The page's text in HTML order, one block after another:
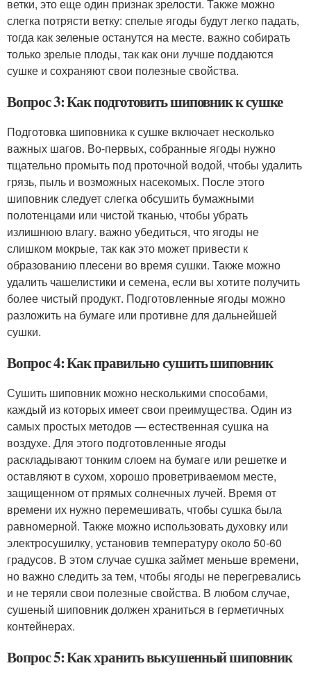
ветки, это еще один признак зрелости. Также можно
слегка потрясти ветку: спелые ягоды будут легко падать,
тогда как зеленые останутся на месте. важно собирать
только зрелые плоды, так как они лучше поддаются
сушке и сохраняют свои полезные свойства.
Вопрос 3: Как подготовить шиповник к сушке
Подготовка шиповника к сушке включает несколько
важных шагов. Во-первых, собранные ягоды нужно
тщательно промыть под проточной водой, чтобы удалить
грязь, пыль и возможных насекомых. После этого
шиповник следует слегка обсушить бумажными
полотенцами или чистой тканью, чтобы убрать
излишнюю влагу. важно убедиться, что ягоды не
слишком мокрые, так как это может привести к
образованию плесени во время сушки. Также можно
удалить чашелистики и семена, если вы хотите получить
более чистый продукт. Подготовленные ягоды можно
разложить на бумаге или противне для дальнейшей
сушки.
Вопрос 4: Как правильно сушить шиповник
Сушить шиповник можно несколькими способами,
каждый из которых имеет свои преимущества. Один из
самых простых методов — естественная сушка на
воздухе. Для этого подготовленные ягоды
раскладывают тонким слоем на бумаге или решетке и
оставляют в сухом, хорошо проветриваемом месте,
защищенном от прямых солнечных лучей. Время от
времени их нужно перемешивать, чтобы сушка была
равномерной. Также можно использовать духовку или
электросушилку, установив температуру около 50-60
градусов. В этом случае сушка займет меньше времени,
но важно следить за тем, чтобы ягоды не перегревались
и не теряли свои полезные свойства. В любом случае,
сушеный шиповник должен храниться в герметичных
контейнерах.
Вопрос 5: Как хранить высушенный шиповник